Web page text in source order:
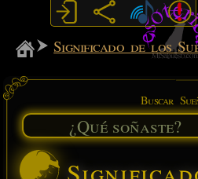
MiSabueso
Significado de los
Buscar